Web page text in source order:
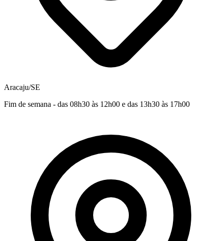
Aracaju/SE
Fim de semana - das 08h30 às 12h00 e das 13h30 às 17h00